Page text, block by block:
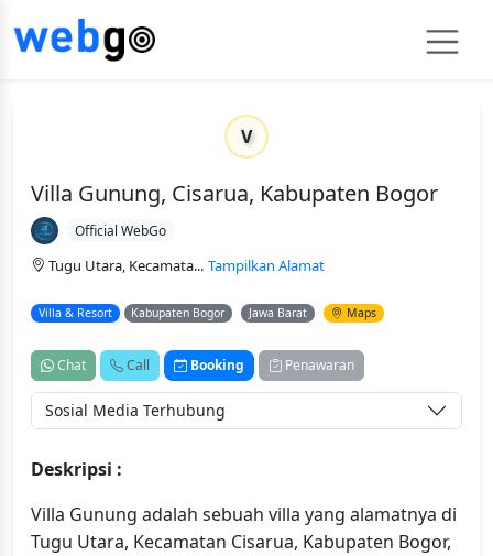
V
Villa Gunung, Cisarua, Kabupaten Bogor
Official WebGo
Tugu Utara, Kecamata... Tampilkan Alamat
Villa & Resort Kabupaten Bogor Jawa Barat Maps
Chat Call Booking Penawaran
Sosial Media Terhubung
Deskripsi :
Villa Gunung adalah sebuah villa yang alamatnya di
Tugu Utara, Kecamatan Cisarua, Kabupaten Bogor,